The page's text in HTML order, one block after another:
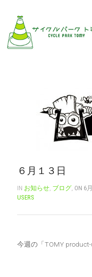
お問い合わせ
６月１３日
IN お知らせ, ブログ, ON 6
USERS
今週の「TOMY product-